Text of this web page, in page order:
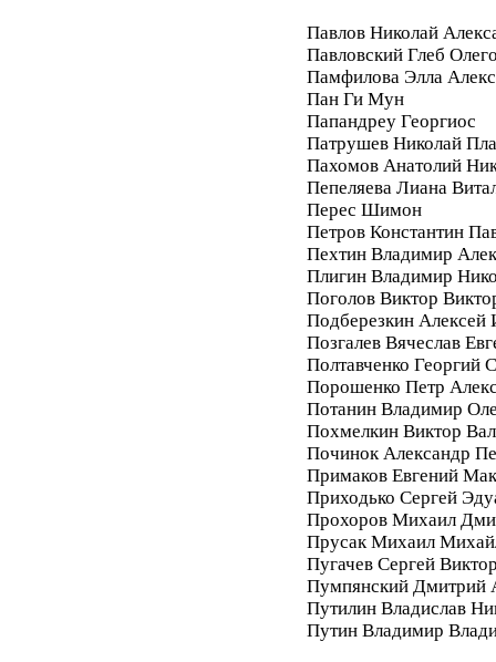
Павлов Николай
Павловский Глеб
Памфилова Элла
Пан Ги Мун
Папандреу Георгиос
Патрушев Николай
Пахомов Анатолий
Пепеляева Лиана
Перес Шимон
Петров Константин
Пехтин Владимир
Плигин Владимир
Поголов Виктор
Подберезкин Алексей
Позгалев Вячеслав
Полтавченко Георгий
Порошенко Петр
Потанин Владимир
Похмелкин Виктор
Починок Александр
Примаков Евгений
Приходько Сергей
Прохоров Михаил
Прусак Михаил
Пугачев Сергей
Пумпянский Дмитрий
Путилин Владислав
Путин Владимир